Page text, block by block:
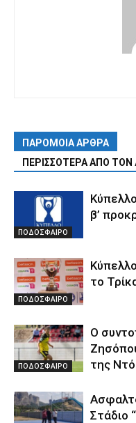
ΠΑΡΟΜΟΙΑ ΑΡΘΡΑ
ΠΕΡΙΣΣΟΤΕΡΑ ΑΠΟ
ΠΟΔΟΣΦΑΙΡΟ
β’
ΠΟΔΟΣΦΑΙΡΟ
το
ΠΟΔΟΣΦΑΙΡΟ
Ο
της
Στάδιο